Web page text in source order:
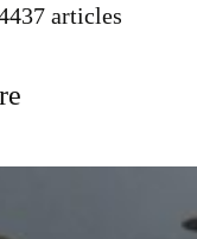
articles